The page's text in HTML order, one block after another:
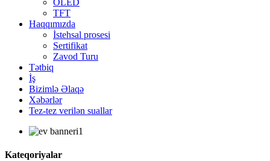
OLED
TFT
Haqqımızda
İstehsal prosesi
Sertifikat
Zavod Turu
Tətbiq
İş
Bizimlə Əlaqə
Xəbərlər
Tez-tez verilən suallar
Kateqoriyalar